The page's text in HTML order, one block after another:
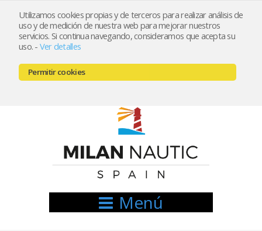
Utilizamos cookies propias y de terceros para realizar análisis de
uso y de medición de nuestra web para mejorar nuestros
servicios. Si continua navegando, consideramos que acepta su
uso. - Ver detalles
Permitir cookies
Registrarse Mi cuenta
666521122 // 654999333
Menú